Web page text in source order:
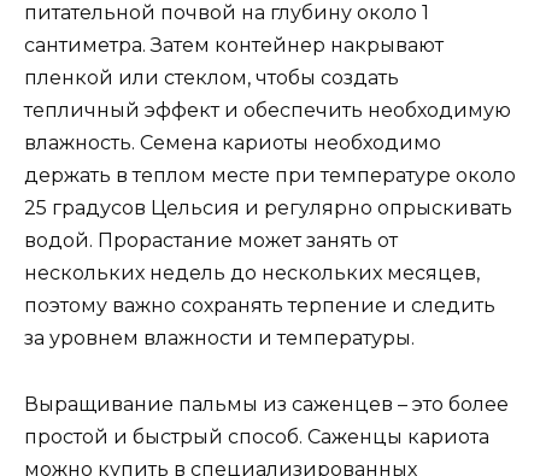
питательной почвой на глубину около 1
сантиметра. Затем контейнер накрывают
пленкой или стеклом, чтобы создать
тепличный эффект и обеспечить необходимую
влажность. Семена кариоты необходимо
держать в теплом месте при температуре около
25 градусов Цельсия и регулярно опрыскивать
водой. Прорастание может занять от
нескольких недель до нескольких месяцев,
поэтому важно сохранять терпение и следить
за уровнем влажности и температуры.
Выращивание пальмы из саженцев – это более
простой и быстрый способ. Саженцы кариота
можно купить в специализированных